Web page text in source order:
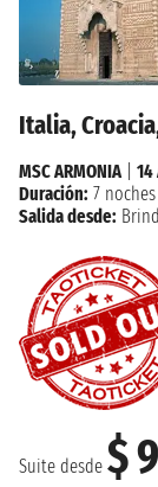
Italia,
Suite desde $
MSC ARMONIA
14
Duración: 7 noches
Salida desde: